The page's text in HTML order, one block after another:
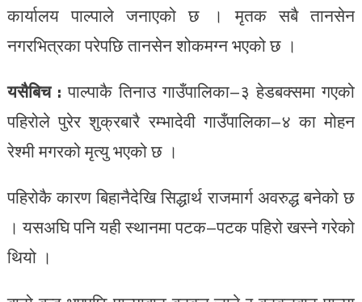
कार्यालय पाल्पाले जनाएको छ । मृतक सबै तानसेन
नगरभित्रका परेपछि तानसेन शोकमग्न भएको छ ।
यसैबिच :पाल्पाकै तिनाउ गाउँपालिका–३ हेडबक्समा गएको
पहिरोले पुरेर शुक्रबारै रम्भादेवी गाउँपालिका–४ का मोहन
रेश्मी मगरको मृत्यु भएको छ ।
पहिरोकै कारण बिहानैदेखि सिद्धार्थ राजमार्ग अवरुद्ध बनेको छ
। यसअघि पनि यही स्थानमा पटक–पटक पहिरो खस्ने गरेको
थियो ।